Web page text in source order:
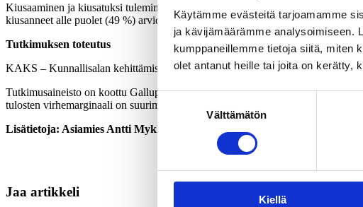
Käytämme evästeitä tarjoamamme
ja kävijämäärämme analysoimiseen.
kumppaneillemme tietoja siitä, miten
olet antanut heille tai joita on kerätty,
Suostumuksen
Välttämätön
Kiellä
Kiusaaminen ja kiusatuksi tuleminen ovat yhteydessä toisiinsa. Valtaosa (81
kiusanneet alle puolet (49 %) arvioi itse joutuneensa kiusatuksi.
Tutkimuksen toteutus
KAKS – Kunnallisalan kehittämissäätiön tutkimuksen toteutti Kantar TNS Oy.
Tutkimusaineisto on koottu Gallup Kanavalla 7.-13.9.2018. Haastatteluja
tulosten virhemarginaali on suurimmillaan vajaat kolme prosenttiyksikköä
Lisätietoja: Asiamies Antti Mykkänen, 0400 – 570087.
Jaa artikkeli